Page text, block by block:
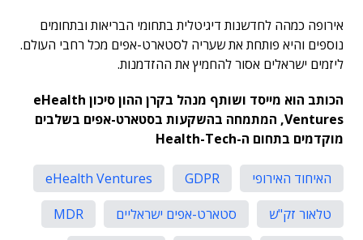
אירופה כמהה לחדשנות דיגיטלית בתחומי הבריאות ובתחומים
נוספים והיא פותחת את שעריה לסטארט-אפים מכל רחבי העולם.
ליזמים ישראלים אסור להחמיץ את ההזדמנות.
הכותב הוא מייסד ושותף מנהל בקרן ההון סיכון eHealth
Ventures, המתמחה בהשקעות בסטארט-אפים בשלבים
מוקדמים בתחום ה-Health-Tech
האיחוד האירופי GDPR
eHealth Ventures
טלאור זק"ש
סטארט-אפים ישראליים
MDR